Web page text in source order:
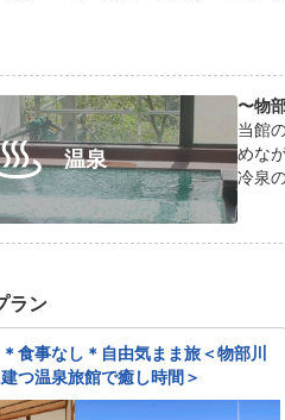
温泉
〜物
当館
めながらゆっくり
冷泉
ラン
食事なし＊自由気まま旅＜物部川
つ温泉旅館で癒し時間＞